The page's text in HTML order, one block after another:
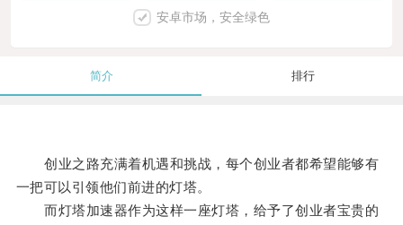
安卓市场，安全绿色
简介 排行
创业之路充满着机遇和挑战，每个创业者都希望能够有
一把可以引领他们前进的灯塔。
而灯塔加速器作为这样一座灯塔，给予了创业者宝贵的